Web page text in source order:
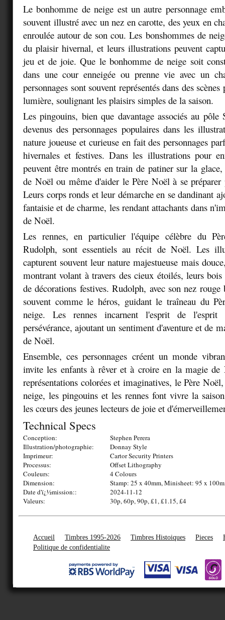
Le bonhomme de neige est un autre personnage
souvent illustré avec un nez en carotte, des yeux en
enroulée autour de son cou. Les bonshommes de
du plaisir hivernal, et leurs illustrations peuvent
jeu et de joie. Que le bonhomme de neige soit
dans une cour enneigée ou prenne vie avec un
personnages sont souvent représentés dans des
lumière, soulignant les plaisirs simples de la saison.
Les pingouins, bien que davantage associés au pôle
devenus des personnages populaires dans les
nature joueuse et curieuse en fait des personnages
hivernales et festives. Dans les illustrations pour
peuvent être montrés en train de patiner sur la
de Noël ou même d'aider le Père Noël à se préparer
Leurs corps ronds et leur démarche en se dandinant
fantaisie et de charme, les rendant attachants dans
de Noël.
Les rennes, en particulier l'équipe célèbre du
Rudolph, sont essentiels au récit de Noël. Les
capturent souvent leur nature majestueuse mais
montrant volant à travers des cieux étoilés, leurs
de décorations festives. Rudolph, avec son nez
souvent comme le héros, guidant le traîneau du
neige. Les rennes incarnent l'esprit de
persévérance, ajoutant un sentiment d'aventure et de
de Noël.
Ensemble, ces personnages créent un monde
invite les enfants à rêver et à croire en la magie de
représentations colorées et imaginatives, le Père
neige, les pingouins et les rennes font vivre la
les cœurs des jeunes lecteurs de joie et
Technical Specs
Conception:
Stephen Perera
Illustration/photographie:
Donnay Style
Imprimeur:
Cartor Security Printers
Processus:
Offset Lithography
Couleurs:
4 Colours
Dimension:
Stamp: 25 x 40mm, Minisheet: 95 x
Date d'ï¿½mission::
2024-11-12
Valeurs:
30p, 60p, 90p, £1, £1.15, £4
Accueil Timbres 1995-2026 Timbres Histoiques Pieces
Politique de confidentialite